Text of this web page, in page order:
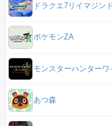
ドラクエ7リイマジン
ポケモンZA
モンスターハンターワ
あつ森